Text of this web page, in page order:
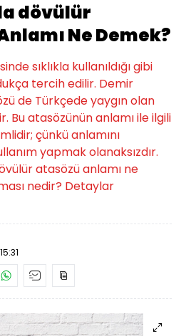
dövülür
Ne Demek?
sıklıkla kullanıldığı gibi
tercih edilir. Demir
de Türkçede yaygın olan
Bu atasözünün anlamı ile ilgili
çünkü anlamını
yapmak olanaksızdır.
atasözü anlamı ne
nedir? Detaylar